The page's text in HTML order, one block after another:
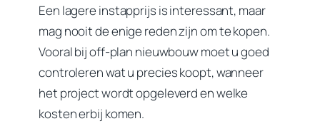
Een lagere instapprijs is interessant, maar
mag nooit de enige reden zijn om te kopen.
Vooral bij off-plan nieuwbouw moet u goed
controleren wat u precies koopt, wanneer
het project wordt opgeleverd en welke
kosten erbij komen.